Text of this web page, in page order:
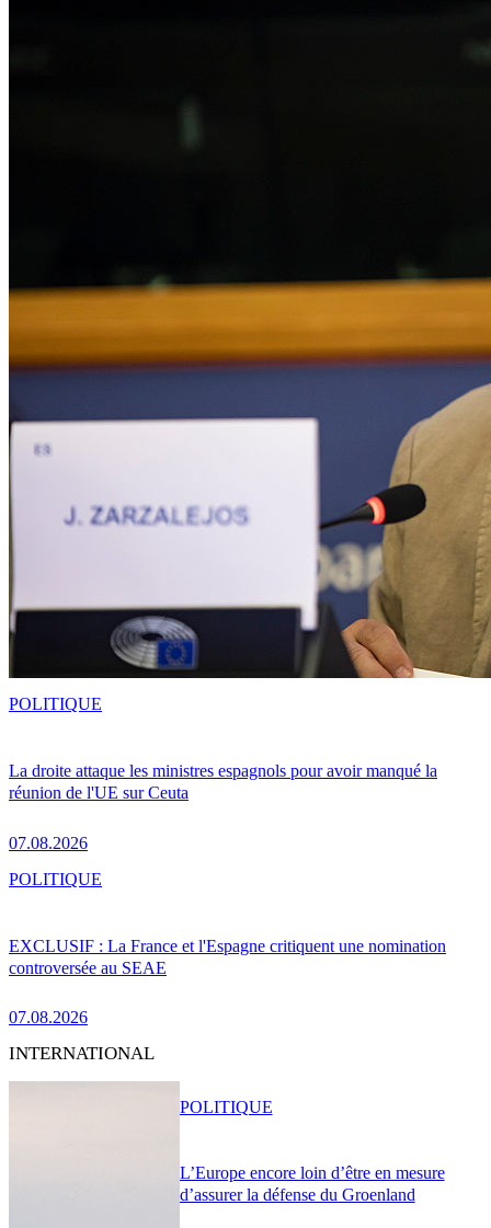
La droite attaque les ministres espagnols pour avoir manqué la
réunion de l'UE sur Ceuta
07.08.2026
POLITIQUE
EXCLUSIF : La France et l'Espagne critiquent une nomination
controversée au SEAE
07.08.2026
POLITIQUE
INTERNATIONAL
L’Europe encore loin d’être en mesure
d’assurer la défense du Groenland
POLITIQUE